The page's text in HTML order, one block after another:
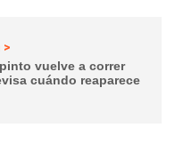
>
vuelve a correr
cuándo reaparece